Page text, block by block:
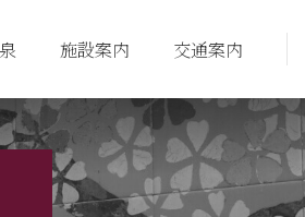
施設案内 交通案内